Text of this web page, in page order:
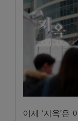
이제 ‘지옥’은